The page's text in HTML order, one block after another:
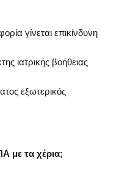
γίνεται επικίνδυνη
ιατρικής βοήθειας
εξωτερικός
με τα χέρια;